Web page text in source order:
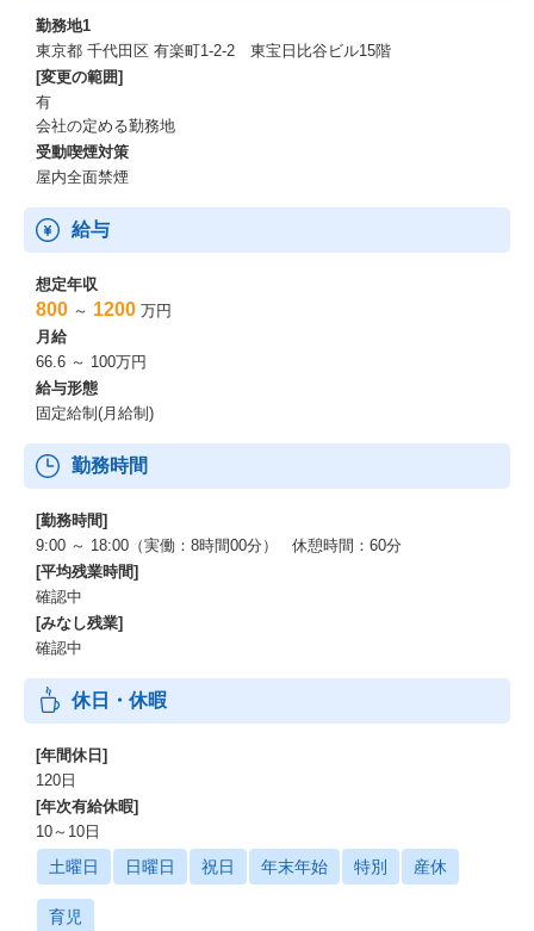
ークを駆使した高度な交渉スキル
〇経営層へのキャリアパス
CEO/CFOの最至近距離で資本政策を担うため、将来的なCFO候補
や経営企画幹部としてのキャリアが拓ける
〇次世代ファイナンスの知見
ESG・インパクト投資など、今後の資本市場の主流となるファイ
ナンス実務の第一人者としての実績
勤務地1
東京都 千代田区 有楽町1-2-2 東宝日比谷ビル15階
[変更の範囲]
有
会社の定める勤務地
受動喫煙対策
屋内全面禁煙
給与
想定年収
800 ～ 1200 万円
月給
66.6 ～ 100万円
給与形態
固定給制(月給制)
勤務時間
[勤務時間]
9:00 ～ 18:00（実働：8時間00分） 休憩時間：60分
[平均残業時間]
確認中
[みなし残業]
確認中
休日・休暇
[年間休日]
120日
[年次有給休暇]
10～10日
土曜日 日曜日 祝日 年末年始 特別 産休
育児